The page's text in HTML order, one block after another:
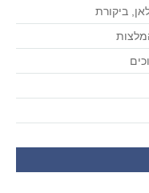
ביקורת